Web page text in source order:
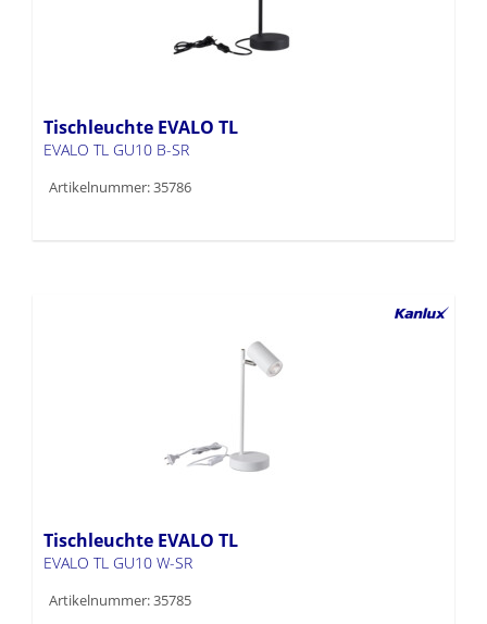
Tischleuchte EVALO TL
EVALO TL GU10 B-SR
Artikelnummer: 35786
Tischleuchte EVALO TL
EVALO TL GU10 W-SR
Artikelnummer: 35785